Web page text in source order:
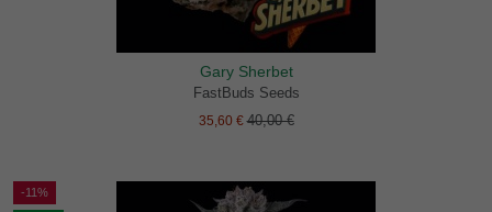
Gary Sherbet
FastBuds Seeds
35,60 €40,00 €
-11%